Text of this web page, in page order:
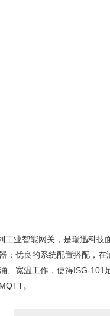
工业智能网关，是瑞迅科技
；优良的系统配置搭配，在
、宽温工作，使得ISG-101
。